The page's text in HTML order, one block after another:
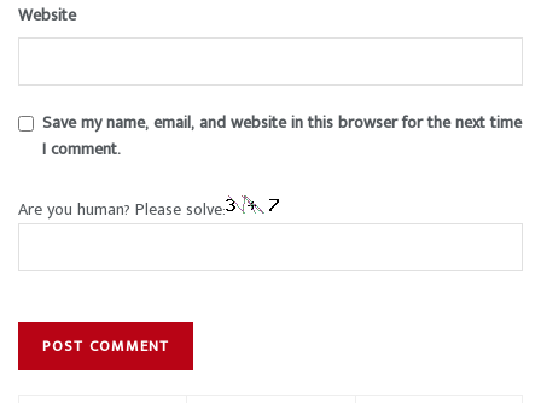
Website
Save my name, email, and website in this browser for the next time
I comment.
Are you human? Please solve: